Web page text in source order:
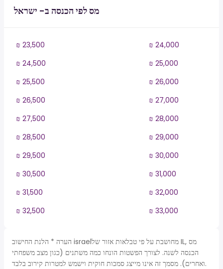
מס לפי הכנסה ב- ישראל
₪ 23,500
₪ 24,000
₪ 24,500
₪ 25,000
₪ 25,500
₪ 26,000
₪ 26,500
₪ 27,000
₪ 27,500
₪ 28,000
₪ 28,500
₪ 29,000
₪ 29,500
₪ 30,000
₪ 30,500
₪ 31,000
₪ 31,500
₪ 32,000
₪ 32,500
₪ 33,000
הערה * הלנת החישוב israelמחושבת על פי טבלאות אזור של IL, מס
הכנסה לשנה. לצורך הפשטות הונחו כמה משתנים (כגון מצב משפחתי
ואחרים). מסמך זה אינו מייצג סמכות חוקית וישמש למטרות קירוב בלבד.